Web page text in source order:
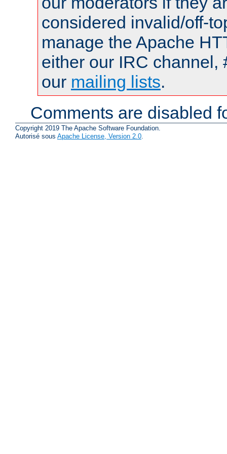
considered invalid/off-
manage the Apache
either our IRC channel,
our mailing lists.
Comments are disabled
Copyright 2019 The Apache Software Foundation.
Autorisé sous Apache License, Version 2.0.